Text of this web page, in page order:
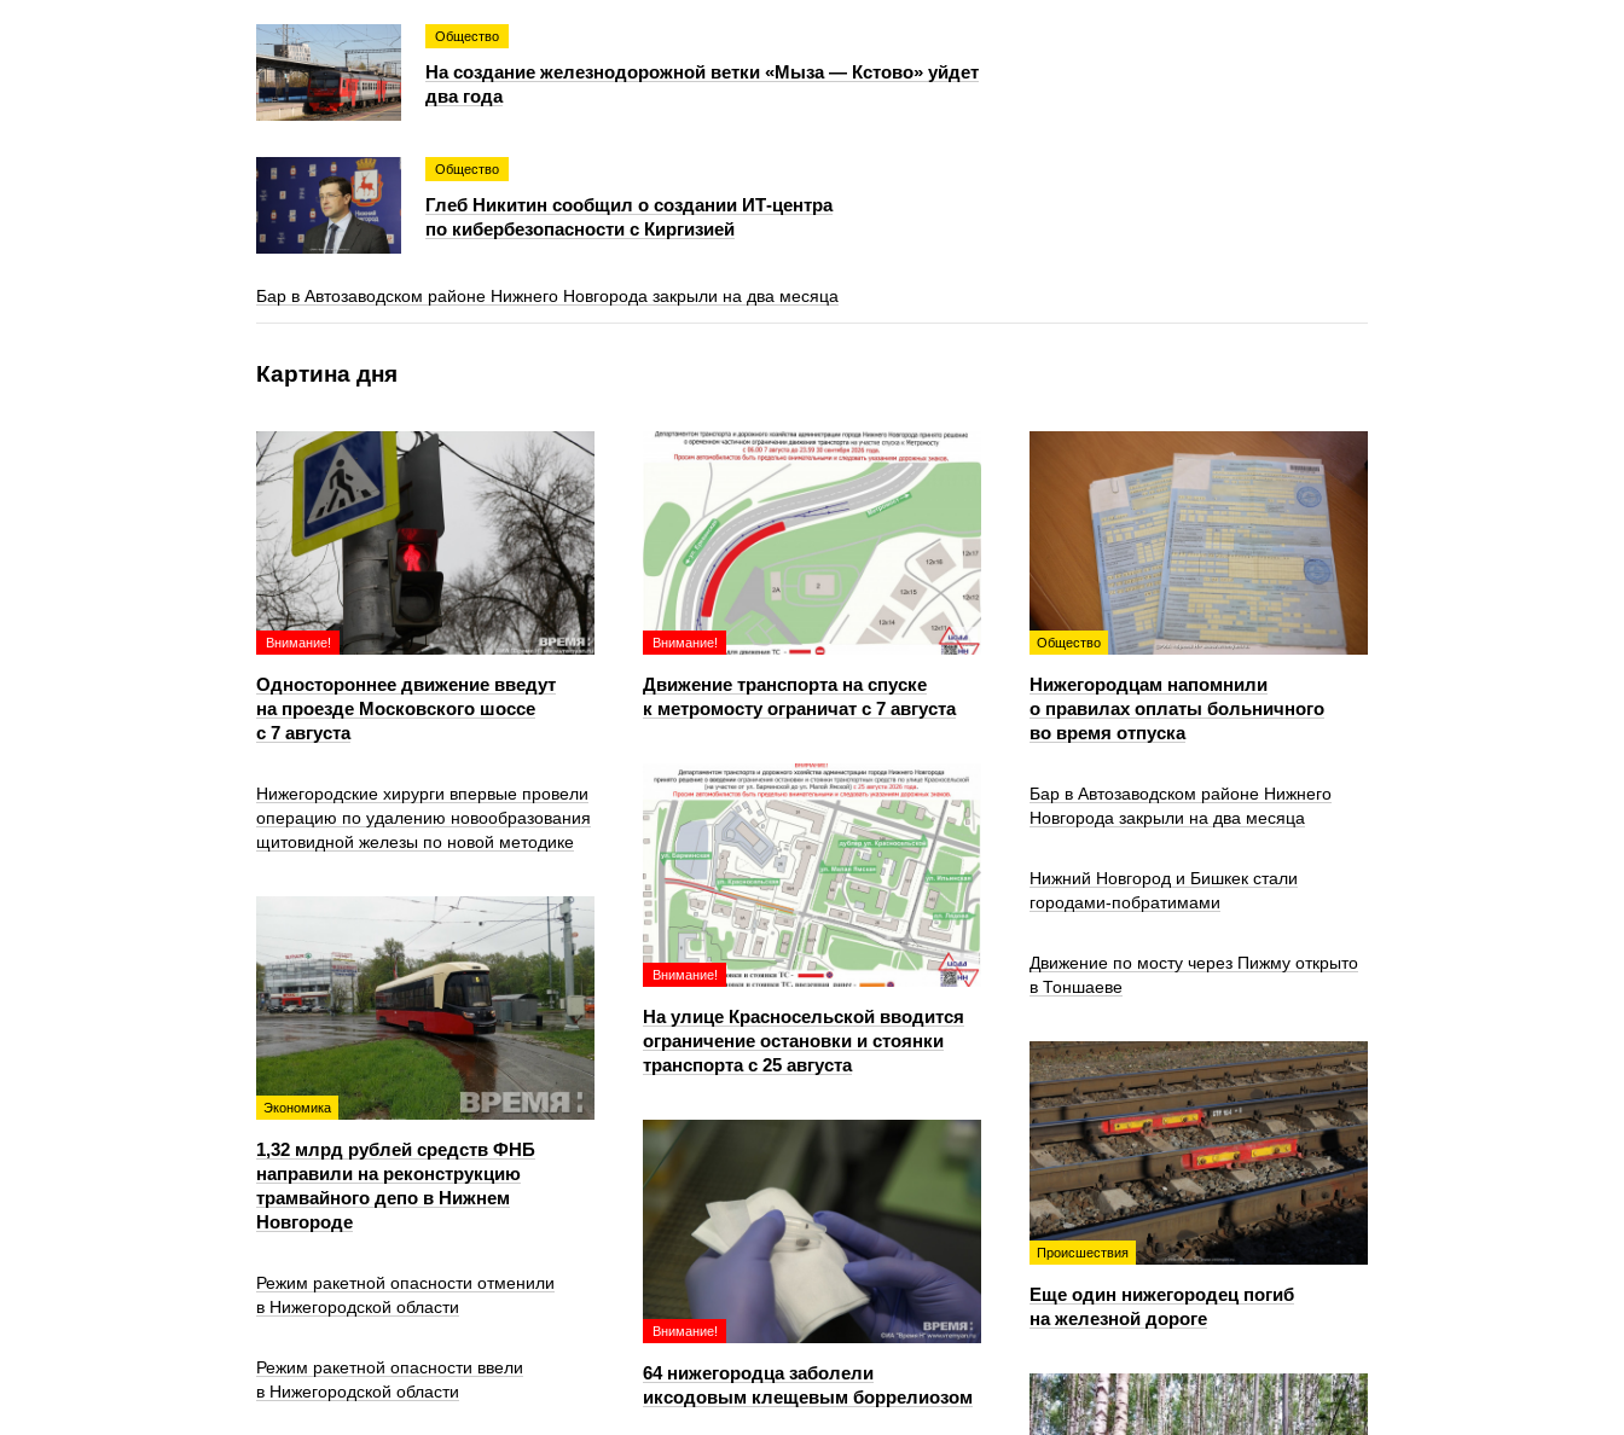
Общество
На создание железнодорожной ветки «Мыза — Кстово» уйдет
два года
Общество
Глеб Никитин сообщил о создании ИТ-центра
по кибербезопасности с Киргизией
Бар в Автозаводском районе Нижнего Новгорода закрыли на два месяца
Картина дня
Внимание!
Одностороннее движение введут
на проезде Московского шоссе
с 7 августа
Внимание!
Движение транспорта на спуске
к метромосту ограничат с 7 августа
Общество
Нижегородцам напомнили
о правилах оплаты больничного
во время отпуска
Внимание!
На улице Красносельской вводится
ограничение остановки и стоянки
транспорта с 25 августа
Нижегородские хирурги впервые провели
операцию по удалению новообразования
щитовидной железы по новой методике
Бар в Автозаводском районе Нижнего
Новгорода закрыли на два месяца
Нижний Новгород и Бишкек стали
городами-побратимами
Экономика
1,32 млрд рублей средств ФНБ
направили на реконструкцию
трамвайного депо в Нижнем
Новгороде
Движение по мосту через Пижму открыто
в Тоншаеве
Происшествия
Еще один нижегородец погиб
на железной дороге
Внимание!
64 нижегородца заболели
иксодовым клещевым боррелиозом
Режим ракетной опасности отменили
в Нижегородской области
Режим ракетной опасности ввели
в Нижегородской области